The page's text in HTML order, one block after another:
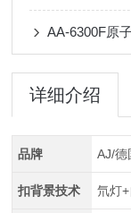
AA-6300F原
详细介绍
品牌 AJ/德
扣背景技术 氘灯